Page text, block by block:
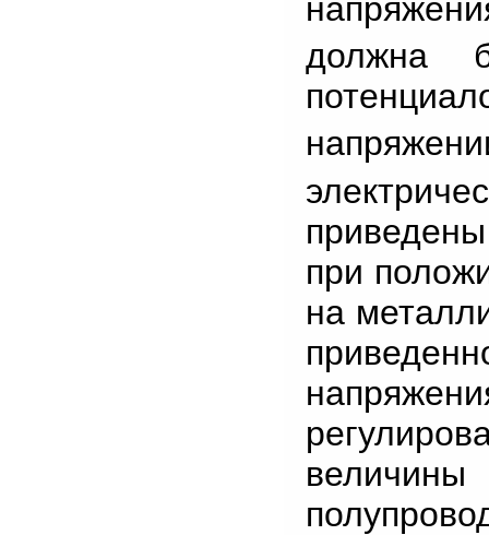
должна
при
на